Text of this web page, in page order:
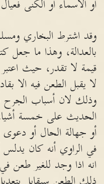
او الأسماء او الكنى
وقد اشترط البخاري
بالعدالة، وهذا ما جعل
قيمة لا تقدر، حيث
لا يقبل الطعن فيه الا
وذلك لان أسباب الجرح
الحديث على خمسة
أو جهالة الحال أو
في الراوي أنه كان يدلس
انه اذا وجد للغير طعن